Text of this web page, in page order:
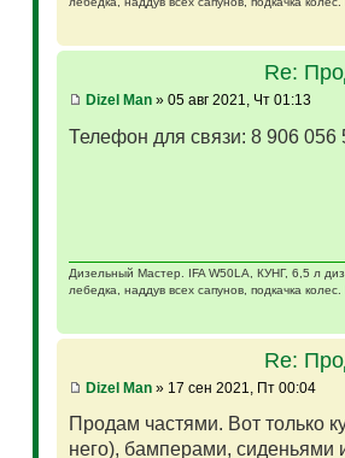
Re:
Dizel Man» 05 авг 2021, Чт 01:13
Телефон для связи: 8 906 056
Дизельный Мастер. IFA W50LA, КУНГ, 6,5 л
лебедка, наддув всех сапунов, подкачка колес.
Re:
Dizel Man» 17 сен 2021, Пт 00:04
Продам частями. Вот только
него), бамперами, сиденьями